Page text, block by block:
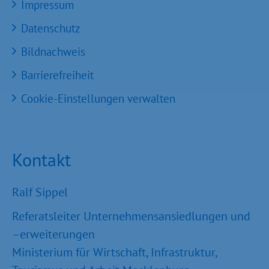
Impressum
Datenschutz
Bildnachweis
Barrierefreiheit
Cookie-Einstellungen verwalten
Kontakt
Ralf Sippel
Referatsleiter Unternehmensansiedlungen und
–erweiterungen
Ministerium für Wirtschaft, Infrastruktur,